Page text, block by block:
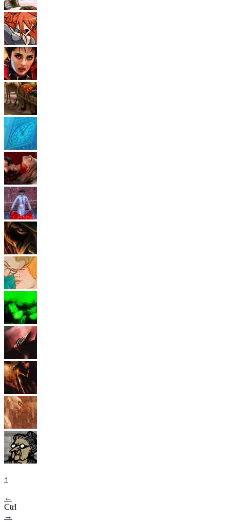
↑
←
Ctrl
→